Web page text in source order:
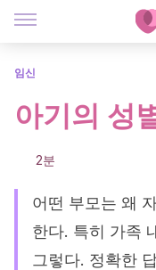
임신
아기의 성
2분
어떤 부모는 왜
한다. 특히 가족
그렇다. 정확한